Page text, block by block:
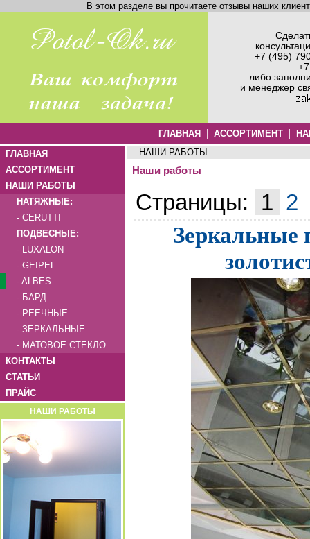
В этом разделе вы прочитаете отзывы наших
+7 (495)
либо
и менеджер
ГЛАВНАЯ | АССОРТИМЕНТ |
ГЛАВНАЯ
АССОРТИМЕНТ
НАШИ РАБОТЫ
НАТЯЖНЫЕ:
- CERUTTI
ПОДВЕСНЫЕ:
- LUXALON
- GEIPEL
- ALBES
- БАРД
- РЕЕЧНЫЕ
- ЗЕРКАЛЬНЫЕ
- МАТОВОЕ СТЕКЛО
КОНТАКТЫ
СТАТЬИ
ПРАЙС
НАШИ РАБОТЫ
::: НАШИ РАБОТЫ
Наши работы
Страницы: 1 2
Зеркальные